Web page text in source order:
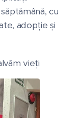
cu
adopție și
vieți 🐾✨